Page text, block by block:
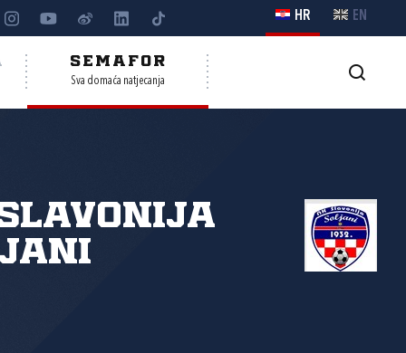
HR EN
SEMAFOR
Sva domaća natjecanja
Slavonija